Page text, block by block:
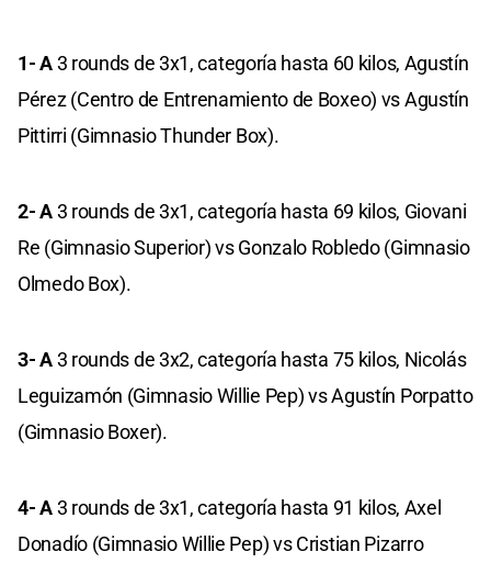
1- A3 rounds de 3x1, categoría hasta 60 kilos, Agustín
Pérez (Centro de Entrenamiento de Boxeo) vs Agustín
Pittirri (Gimnasio Thunder Box).
2- A3 rounds de 3x1, categoría hasta 69 kilos, Giovani
Re (Gimnasio Superior) vs Gonzalo Robledo (Gimnasio
Olmedo Box).
3- A3 rounds de 3x2, categoría hasta 75 kilos, Nicolás
Leguizamón (Gimnasio Willie Pep) vs Agustín Porpatto
(Gimnasio Boxer).
4- A3 rounds de 3x1, categoría hasta 91 kilos, Axel
Donadío (Gimnasio Willie Pep) vs Cristian Pizarro